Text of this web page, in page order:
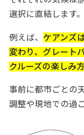
通貨・両
季節別おすす
夏の人気
冬の自然
オーストラリ
各都市の
選択に直結します。
例えば、 ケアンズ
変わり、グレート
クルーズの楽しみ
事前に都市ごとの
調整や現地での過